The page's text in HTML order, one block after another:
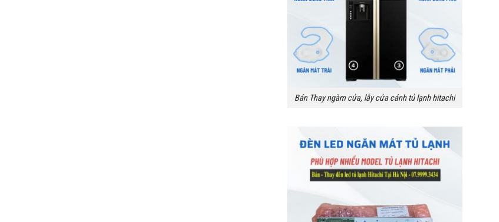
Bán Thay ngàm cửa, lẫy cửa cánh tủ lạnh hitachi